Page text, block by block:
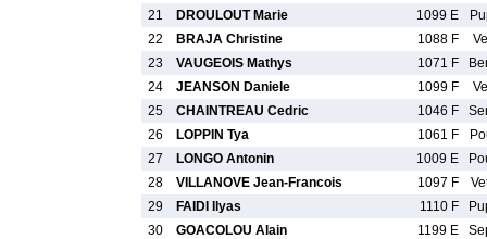
21
DROULOUT Marie 1099 E
22
BRAJA Christine 1088 F
23
VAUGEOIS Mathys 1071 F
24
JEANSON Daniele 1099 F
25
CHAINTREAU Cedric 1046 F
26
LOPPIN Tya 1061 F
27
LONGO Antonin 1009 E
28
VILLANOVE Jean-Francois 1097 F
29
FAIDI Ilyas 1110 F
30
GOACOLOU Alain 1199 E